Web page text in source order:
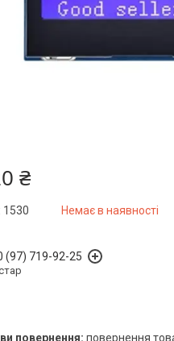
₴
Немає в наявності
1530
(97) 719-92-25
повернення